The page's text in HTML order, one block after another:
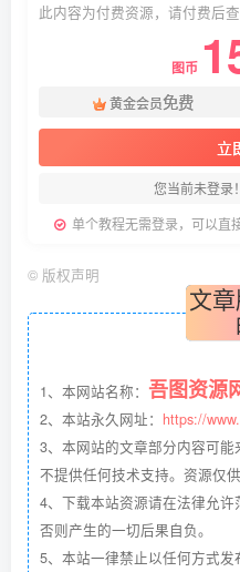
此内容为付费资源，请付费后
图币
黄金会员免费
立
您当前未登录
单个教程无需登录，可以直
© 版权声明
文
1、本网站名称： 吾图资源
2、本站永久网址： https://
3、本网站的文章部分内容可能
不提供任何技术支持。资源仅
4、下载本站资源请在法律允许
否则产生的一切后果自负。
5、本站一律禁止以任何方式